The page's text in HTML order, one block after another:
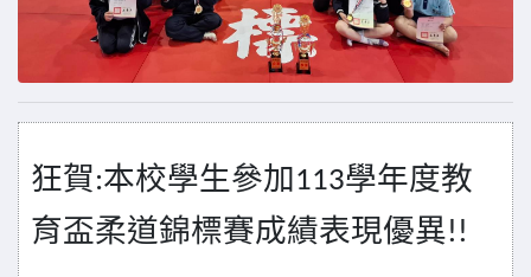
狂賀:本校學生參加113學年度教
育盃柔道錦標賽成績表現優異!!